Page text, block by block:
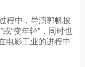
中，导演郭帆披
“变年轻”，同时也
电影工业的进程中